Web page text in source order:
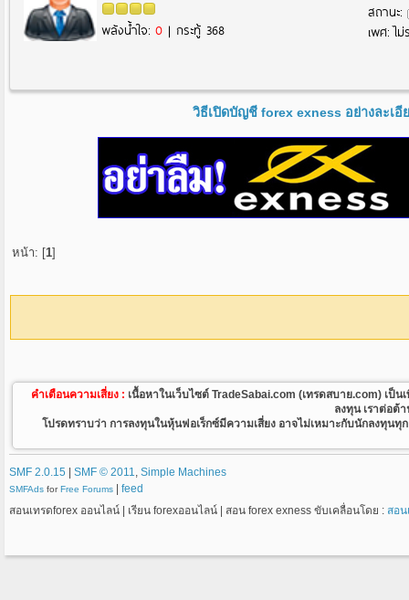
สถานะ:
พลังน้ำใจ: 0 | กระทู้ 368 เพศ: ไม่
วิธีเปิดบัญชี forex exness อย่างละเ
หน้า: [1]
คำเตือนความเสี่ยง : เนื้อหาในเว็บไซต์ TradeSabai.com (เทรดสบาย.com) เ
ลงทุน เราต่อต้
โปรดทราบว่า การลงทุนในหุ้นฟอเร็กซ์มีความเสี่ยง อาจไม่เหมาะกับนักลงทุ
SMF 2.0.15 | SMF © 2011 Simple Machines
SMFAds forFree Forums | feed
สอนเทรดforex ออนไลน์ | เรียน forexออนไลน์ | สอน forex exness ขับเคลื่อนโดย : สอน